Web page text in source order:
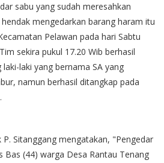
sabu yang sudah meresahkan
mengedarkan barang haram itu
Pelawan pada hari Sabtu
sekira pukul 17.20 Wib berhasil
laki yang bernama SA yang
namun berhasil ditangkap pada
Sitanggang mengatakan, "Pengedar
Bas (44) warga Desa Rantau Tenang